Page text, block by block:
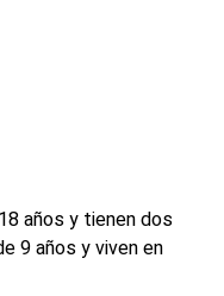
años y tienen dos
9 años y viven en